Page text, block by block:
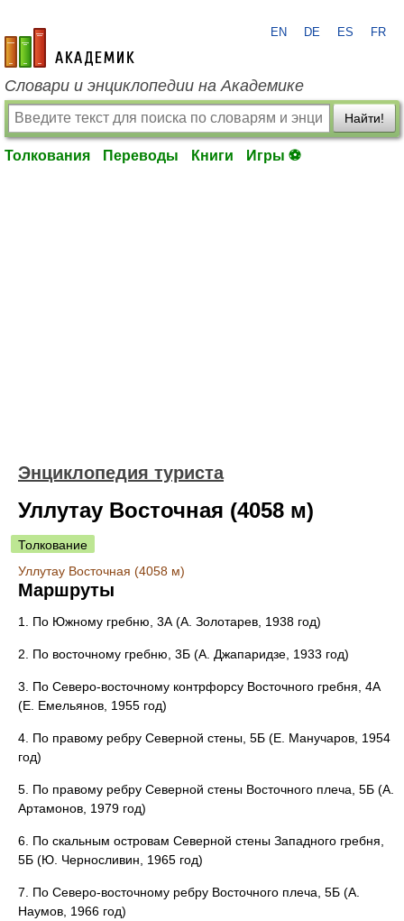
academic.ru
EN DE ES FR
Словари и энциклопедии на Академике
Найти!
Толкования Переводы Книги Игры ⚽
Энциклопедия туриста
Уллутау Восточная (4058 м)
Толкование
Уллутау Восточная (4058 м)
Маршруты
1. По Южному гребню, 3А (А. Золотарев, 1938 год)
2. По восточному гребню, 3Б (А. Джапаридзе, 1933 год)
3. По Северо-восточному контрфорсу Восточного гребня, 4А
(Е. Емельянов, 1955 год)
4. По правому ребру Северной стены, 5Б (Е. Манучаров, 1954
год)
5. По правому ребру Северной стены Восточного плеча, 5Б (А.
Артамонов, 1979 год)
6. По скальным островам Северной стены Западного гребня,
5Б (Ю. Черносливин, 1965 год)
7. По Северо-восточному ребру Восточного плеча, 5Б (А.
Наумов, 1966 год)